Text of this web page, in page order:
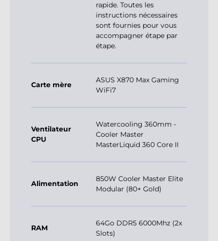
rapide. Toutes les
instructions nécessaires
sont fournies pour vous
accompagner étape par
étape.
Carte mère
ASUS X870 Max Gaming
WiFi7
Ventilateur
CPU
Watercooling 360mm -
Cooler Master
MasterLiquid 360 Core II
Alimentation
850W Cooler Master Elite
Modular (80+ Gold)
RAM
64Go DDR5 6000Mhz (2x
Slots)